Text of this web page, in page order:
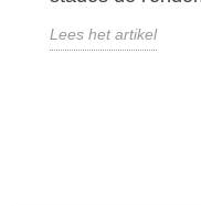
Lees het artikel